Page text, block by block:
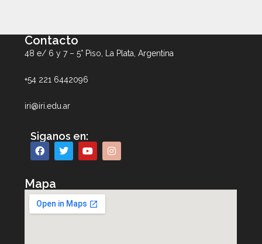
Contacto
48 e/ 6 y 7 – 5° Piso, La Plata, Argentina
+54 221 6442096
iri@iri.edu.ar
Siganos en:
Mapa